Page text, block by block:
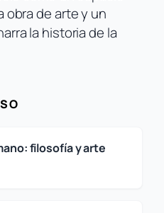
obra de arte y un
la historia de la
filosofía y arte